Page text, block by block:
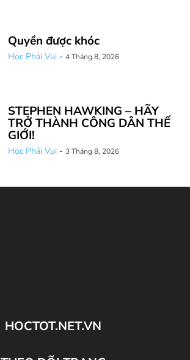
Quyền được khóc
Học Phải Vui - 4 Tháng 8, 2026
STEPHEN HAWKING – HÃY
TRỞ THÀNH CÔNG DÂN THẾ
GIỚI!
Học Phải Vui - 3 Tháng 8, 2026
HOCTOT.NET.VN